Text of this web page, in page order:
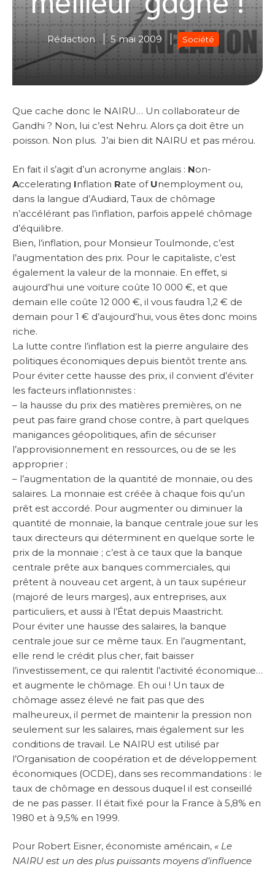
Rédaction 5 mai 2009 Société
Que cache donc le NAIRU… Un collaborateur de
Gandhi ? Non, lui c’est Nehru. Alors ça doit être un
poisson. Non plus. J’ai bien dit NAIRU et pas mérou.
En fait il s’agit d’un acronyme anglais : Non-
Accelerating Inflation Rate of Unemployment ou,
dans la langue d’Audiard, Taux de chômage
n’accélérant pas l’inflation, parfois appelé chômage
d’équilibre.
Bien, l’inflation, pour Monsieur Toulmonde, c’est
l’augmentation des prix. Pour le capitaliste, c’est
également la valeur de la monnaie. En effet, si
aujourd’hui une voiture coûte 10 000 €, et que
demain elle coûte 12 000 €, il vous faudra 1,2 € de
demain pour 1 € d’aujourd’hui, vous êtes donc moins
riche.
La lutte contre l’inflation est la pierre angulaire des
politiques économiques depuis bientôt trente ans.
Pour éviter cette hausse des prix, il convient d’éviter
les facteurs inflationnistes :
– la hausse du prix des matières premières, on ne
peut pas faire grand chose contre, à part quelques
manigances géopolitiques, afin de sécuriser
l’approvisionnement en ressources, ou de se les
approprier ;
– l’augmentation de la quantité de monnaie, ou des
salaires. La monnaie est créée à chaque fois qu’un
prêt est accordé. Pour augmenter ou diminuer la
quantité de monnaie, la banque centrale joue sur les
taux directeurs qui déterminent en quelque sorte le
prix de la monnaie ; c’est à ce taux que la banque
centrale prête aux banques commerciales, qui
prêtent à nouveau cet argent, à un taux supérieur
(majoré de leurs marges), aux entreprises, aux
particuliers, et aussi à l’État depuis Maastricht.
Pour éviter une hausse des salaires, la banque
centrale joue sur ce même taux. En l’augmentant,
elle rend le crédit plus cher, fait baisser
l’investissement, ce qui ralentit l’activité économique…
et augmente le chômage. Eh oui ! Un taux de
chômage assez élevé ne fait pas que des
malheureux, il permet de maintenir la pression non
seulement sur les salaires, mais également sur les
conditions de travail. Le NAIRU est utilisé par
l’Organisation de coopération et de développement
économiques (OCDE), dans ses recommandations : le
taux de chômage en dessous duquel il est conseillé
de ne pas passer. Il était fixé pour la France à 5,8% en
1980 et à 9,5% en 1999.
Pour Robert Eisner, économiste américain, « Le
NAIRU est un des plus puissants moyens d’influence